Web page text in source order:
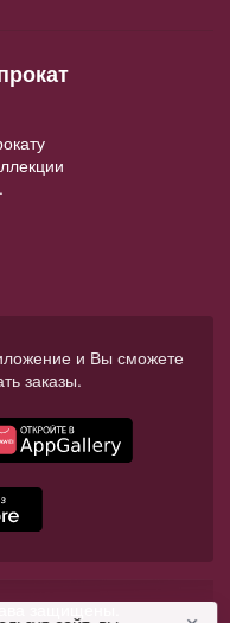
и Вы сможете
заказы.
защищены.